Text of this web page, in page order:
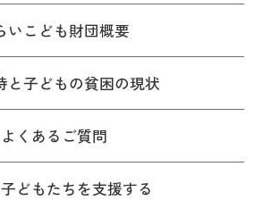
いこども財団概要
と子どもの貧困の現状
よくあるご質問
どもたちを支援する